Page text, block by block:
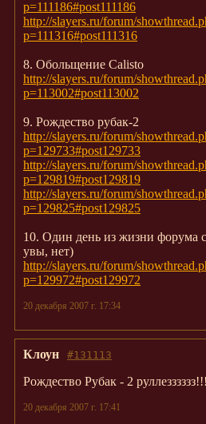
p=111186#post111186
http://slayers.ru/forum/
p=111316#post111316
8. Обольщение Calisto
http://slayers.ru/forum/
p=113002#post113002
9. Рождество рубак-2
http://slayers.ru/forum/
p=129733#post129733
http://slayers.ru/forum/
p=129819#post129819
http://slayers.ru/forum/
p=129825#post129825
10. Один день из жизни форума
увы, нет)
http://slayers.ru/forum/
p=129972#post129972
20 декабря 2007 г. 17:34
#131113
Клоун
Рождество Рубак - 2
20 декабря 2007 г. 17:41